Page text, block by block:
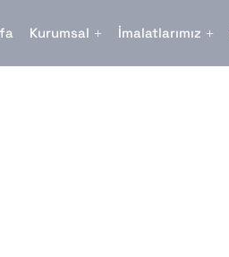
Kurumsal İmalatlarımız